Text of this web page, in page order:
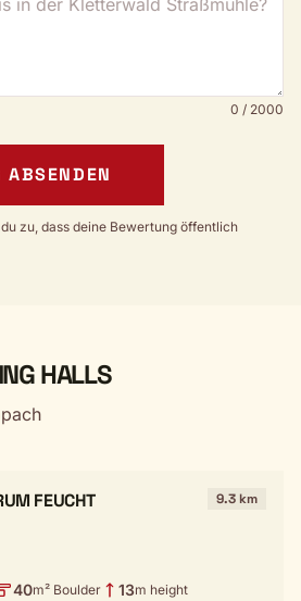
0 / 2000
ABSENDEN
zu, dass deine Bewertung öffentlich
HALLS
FEUCHT 9.3 km
40m² Boulder 13m height